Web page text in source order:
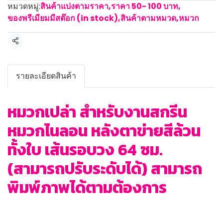
หมวดหมู่:สินค้าแบ่งตามราคา,ราคา 50- 100 บาท,
ของพรีเมียมมีสต๊อก (in stock),สินค้าตามหมวด,หมวก
แชร์
รายละเอียดสินค้า
หมวกเปล่า สำหรับงานสกรีน
หมวกไนลอน หลังตาข่ายสีล้วน
ทั้งใบ เส้นรอบวง 64 ซม.
(สามารถปรับระดับได้) สามารถ
พิมพ์ภาพได้ตามต้องการ